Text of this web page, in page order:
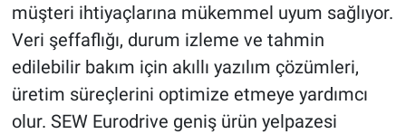
müşteri ihtiyaçlarına mükemmel uyum sağlıyor.
Veri şeffaflığı, durum izleme ve tahmin
edilebilir bakım için akıllı yazılım çözümleri,
üretim süreçlerini optimize etmeye yardımcı
olur. SEW Eurodrive geniş ürün yelpazesi